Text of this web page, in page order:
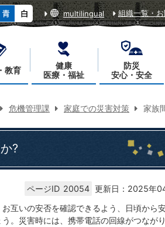
multilingual 組織一覧・
教育
健康
医療・福祉
防災
安心・安全
危機管理課 家庭での災害対策 家族
?
ページID 20054 更新日：2025年
互いの安否を確認できるよう、日頃から
。災害時には、携帯電話の回線がつなが